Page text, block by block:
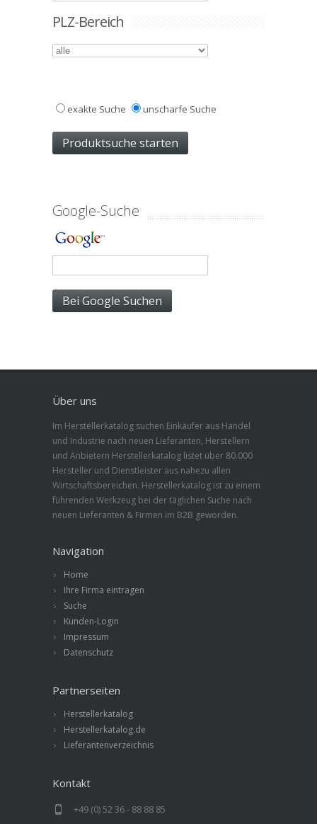
PLZ-Bereich
exakte Suche unscharfe Suche
Google-Suche
Über uns
Im Herstellerkatalog suchen Einkäufer aus Handel
und Industrie nach neuen Lieferanten, Herstellern
und Anbietern Herstellerkatalog listet über 80.000
Hersteller und Dienstleister aus nahezu allen
Wirtschaftsbereichen. Herstellerkatalog ist zu einem
führenden Werkzeug bei der täglichen Suche nach
neuen Lieferanten & Firmen im B2B geworden.
Navigation
Home
Ihre Firma eintragen
Suche
Kunden-Login
Impressum
Datenschutz
Partnerseiten
Herstellerkatalog
Herstellerkatalog.de
Lieferantenverzeichnis
Kontakt
+49 (0) 52 36 - 88 88 85